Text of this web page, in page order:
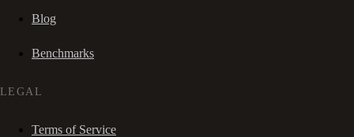
Blog
Benchmarks
LEGAL
Terms of Service